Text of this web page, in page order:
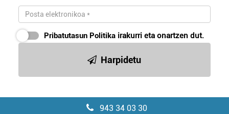
Pribatutasun Politika irakurri eta onartzen dut.
Harpidetu
943 34 03 30